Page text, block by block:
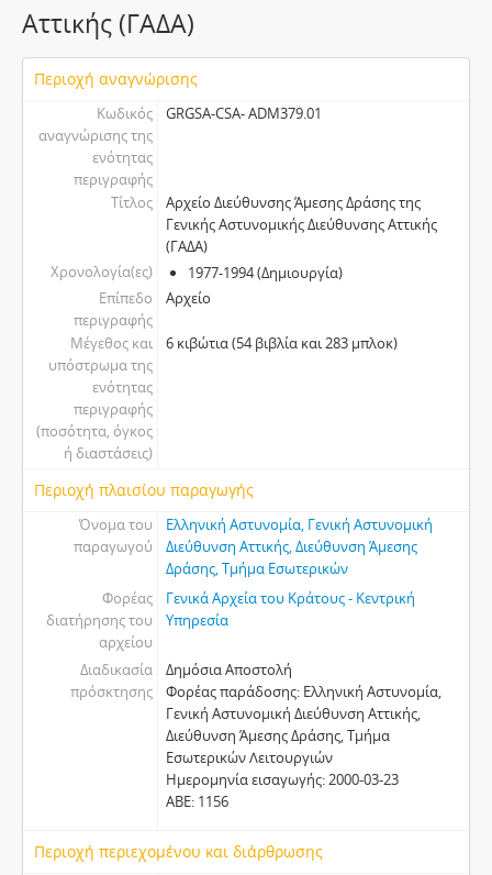
Αττικής (ΓΑΔΑ)
Περιοχή αναγνώρισης
Κωδικός
αναγνώρισης της
ενότητας
περιγραφής
GRGSA-CSA- ADM379.01
Τίτλος
Αρχείο Διεύθυνσης Άμεσης Δράσης της
Γενικής Αστυνομικής Διεύθυνσης Αττικής
(ΓΑΔΑ)
Χρονολογία(ες)
1977-1994 (Δημιουργία)
Επίπεδο
περιγραφής
Αρχείο
Μέγεθος και
υπόστρωμα της
ενότητας
περιγραφής
(ποσότητα, όγκος
ή διαστάσεις)
6 κιβώτια (54 βιβλία και 283 μπλοκ)
Περιοχή πλαισίου παραγωγής
Όνομα του
παραγωγού
Ελληνική Αστυνομία, Γενική Αστυνομική
Διεύθυνση Αττικής, Διεύθυνση Άμεσης
Δράσης, Τμήμα Εσωτερικών
Φορέας
διατήρησης του
αρχείου
Γενικά Αρχεία του Κράτους - Κεντρική
Υπηρεσία
Διαδικασία
πρόσκτησης
Δημόσια Αποστολή
Φορέας παράδοσης: Ελληνική Αστυνομία,
Γενική Αστυνομική Διεύθυνση Αττικής,
Διεύθυνση Άμεσης Δράσης, Τμήμα
Εσωτερικών Λειτουργιών
Ημερομηνία εισαγωγής: 2000-03-23
ΑΒΕ: 1156
Περιοχή περιεχομένου και διάρθρωσης